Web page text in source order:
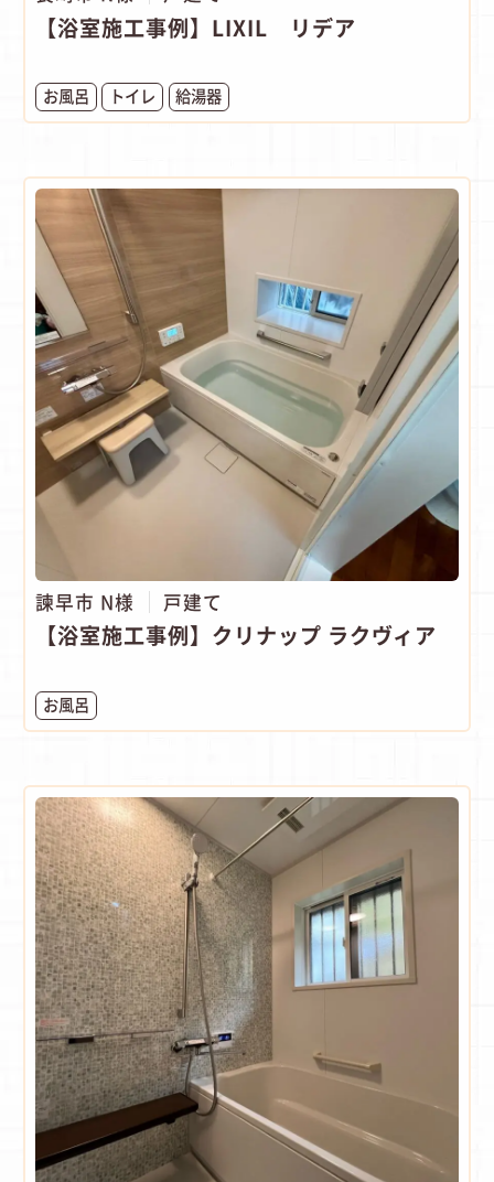
【浴室施工事例】LIXIL リデア
お風呂 トイレ 給湯器
諫早市 N様 戸建て
【浴室施工事例】クリナップ ラクヴィア
お風呂